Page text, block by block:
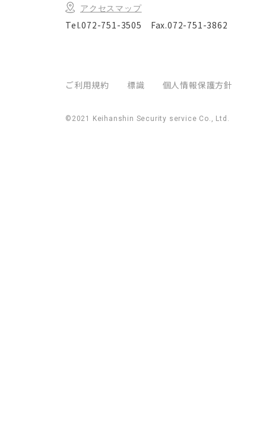
アクセスマップ
Tel.072-751-3505 Fax.072-751-3862
ご利用規約 標識 個人情報保護方針
©2021 Keihanshin Security service Co., Ltd.